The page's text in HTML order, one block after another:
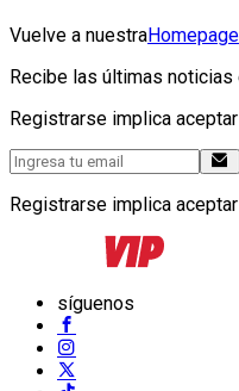
Vuelve a nuestraHomepage
Recibe las últimas
Registrarse implica
Registrarse implica
síguenos